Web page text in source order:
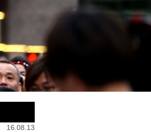
16.08.13